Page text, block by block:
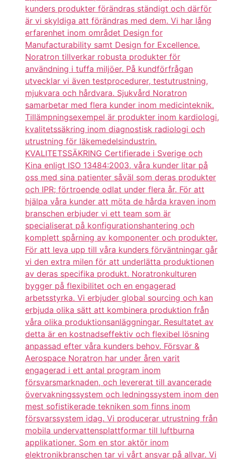
kunders produkter förändras ständigt och därför
är vi skyldiga att förändras med dem. Vi har lång
erfarenhet inom området Design for
Manufacturability samt Design for Excellence.
Noratron tillverkar robusta produkter för
användning i tuffa miljöer. På kundförfrågan
utvecklar vi även testprocedurer, testutrustning,
mjukvara och hårdvara. Sjukvård Noratron
samarbetar med flera kunder inom medicinteknik.
Tillämpningsexempel är produkter inom kardiologi,
kvalitetssäkring inom diagnostisk radiologi och
utrustning för läkemedelsindustrin.
KVALITETSSÄKRING Certifierade i Sverige och
Kina enligt ISO 13484:2003, våra kunder litar på
oss med sina patienter såväl som deras produkter
och IPR; förtroende odlat under flera år. För att
hjälpa våra kunder att möta de hårda kraven inom
branschen erbjuder vi ett team som är
specialiserat på konfigurationshantering och
komplett spårning av komponenter och produkter.
För att leva upp till våra kunders förväntningar går
vi den extra milen för att underlätta produktionen
av deras specifika produkt. Noratronkulturen
bygger på flexibilitet och en engagerad
arbetsstyrka. Vi erbjuder global sourcing och kan
erbjuda olika sätt att kombinera produktion från
våra olika produktionsanläggningar. Resultatet av
detta är en kostnadseffektiv och flexibel lösning
anpassad efter våra kunders behov. Försvar &
Aerospace Noratron har under åren varit
engagerad i ett antal program inom
försvarsmarknaden, och levererat till avancerade
övervakningssystem och ledningssystem inom den
mest sofistikerade tekniken som finns inom
försvarssystem idag. Vi producerar utrustning från
mobila undervattensplattformar till luftburna
applikationer. Som en stor aktör inom
elektronikbranschen tar vi vårt ansvar på allvar. Vi